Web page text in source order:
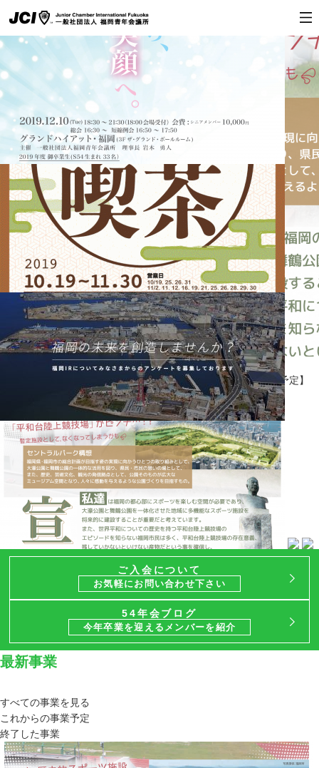
開催日:2019年10月19日～11月30日
動画で福岡にIRがある未来を紹介【2019年9月17日（火）公開予定】
2019年度関連
福岡青年会議所2019年度スローガン
2019年度関連
第67代 理事長 岩木 勇人
ご入会について
お気軽にお問い合わせ下さい
54年会ブログ
今年卒業を迎えるメンバーを紹介
最新事業
すべての事業を見る
これからの事業予定
終了した事業